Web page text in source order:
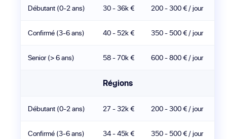
Débutant (0-2 ans) 30 - 36k € 200 - 300 € / jour
Confirmé (3-6 ans) 40 - 52k € 350 - 500 € / jour
Senior (> 6 ans) 58 - 70k € 600 - 800 € / jour
Régions
Débutant (0-2 ans) 27 - 32k € 200 - 300 € / jour
Confirmé (3-6 ans) 34 - 45k € 350 - 500 € / jour